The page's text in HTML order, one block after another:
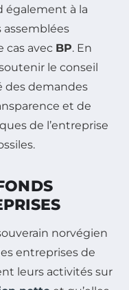
également à la
cas avec BP. En
le conseil
des demandes
et de
de l’entreprise
norvégien
entreprises de
leurs activités sur